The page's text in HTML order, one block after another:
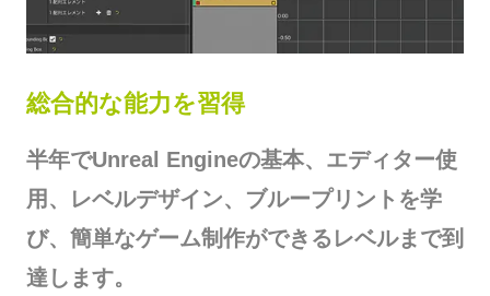
総合的な能力を習得
半年でUnreal Engineの基本、エディター使
用、レベルデザイン、ブループリントを学
び、簡単なゲーム制作ができるレベルまで到
達します。